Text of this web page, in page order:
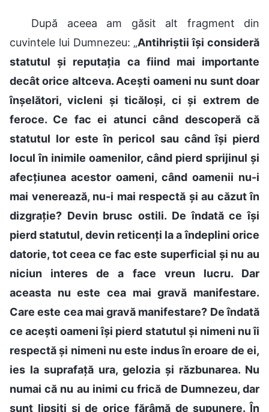
După aceea am găsit alt fragment din
cuvintele lui Dumnezeu: „Antihriștii își consideră
statutul și reputația ca fiind mai importante
decât orice altceva. Acești oameni nu sunt doar
înșelători, vicleni și ticăloși, ci și extrem de
feroce. Ce fac ei atunci când descoperă că
statutul lor este în pericol sau când își pierd
locul în inimile oamenilor, când pierd sprijinul și
afecțiunea acestor oameni, când oamenii nu-i
mai venerează, nu-i mai respectă și au căzut în
dizgrație? Devin brusc ostili. De îndată ce își
pierd statutul, devin reticenți la a îndeplini orice
datorie, tot ceea ce fac este superficial și nu au
niciun interes de a face vreun lucru. Dar
aceasta nu este cea mai gravă manifestare.
Care este cea mai gravă manifestare? De îndată
ce acești oameni își pierd statutul și nimeni nu îi
respectă și nimeni nu este indus în eroare de ei,
ies la suprafață ura, gelozia și răzbunarea. Nu
numai că nu au inimi cu frică de Dumnezeu, dar
sunt lipsiți și de orice fărâmă de supunere. În